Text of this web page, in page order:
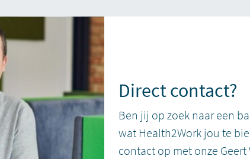
Direct contact?
Ben jij op zoek naar een
wat Health2Work jou te
contact op met onze